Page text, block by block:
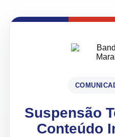
Suspensão
Conteúdo